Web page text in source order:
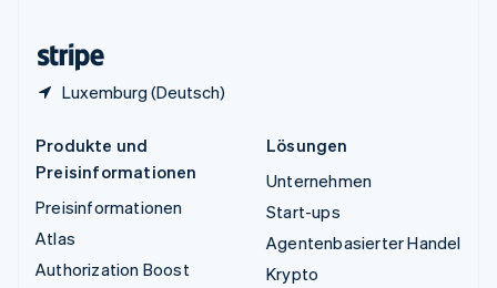
Luxemburg (Deutsch)
Produkte und
Preisinformationen
Preisinformationen
Atlas
Authorization Boost
Lösungen
Unternehmen
Start-ups
Agentenbasierter Handel
Krypto